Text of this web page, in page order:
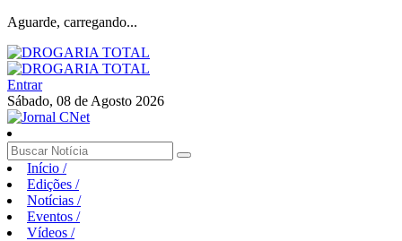
Aguarde, carregando...
Entrar
Sábado, 08 de Agosto 2026
Início /
Edições /
Notícias /
Eventos /
Vídeos /